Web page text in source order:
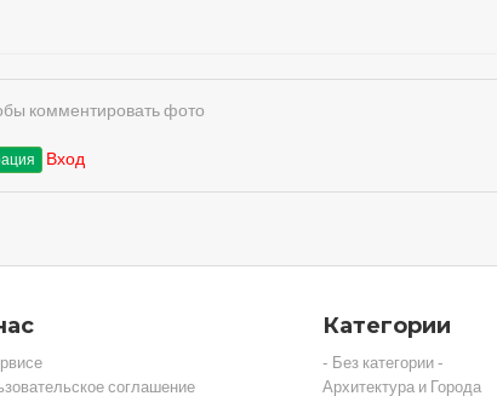
комментировать фото
Вход
соглашение
Категории
- Без категории -
Архитектура и Города